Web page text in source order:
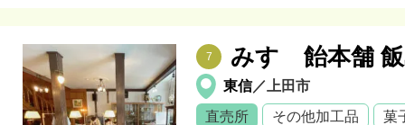
7 みすゞ飴本舗
東信／上田市
直売所
その他加工品 菓